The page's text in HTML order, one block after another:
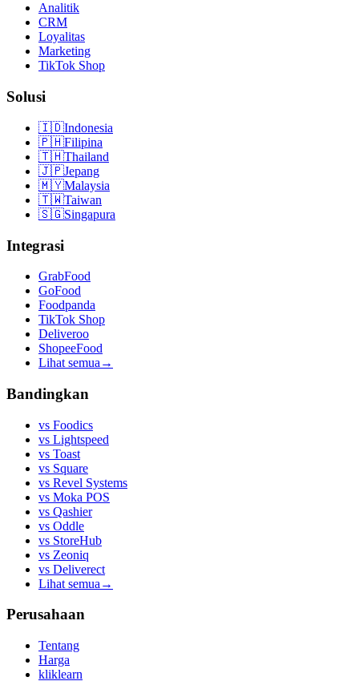
Analitik
CRM
Loyalitas
Marketing
TikTok Shop
Solusi
🇮🇩Indonesia
🇵🇭Filipina
🇹🇭Thailand
🇯🇵Jepang
🇲🇾Malaysia
🇹🇼Taiwan
🇸🇬Singapura
Integrasi
GrabFood
GoFood
Foodpanda
TikTok Shop
Deliveroo
ShopeeFood
Lihat semua →
Bandingkan
vs Foodics
vs Lightspeed
vs Toast
vs Square
vs Revel Systems
vs Moka POS
vs Qashier
vs Oddle
vs StoreHub
vs Zeoniq
vs Deliverect
Lihat semua →
Perusahaan
Tentang
Harga
kliklearn